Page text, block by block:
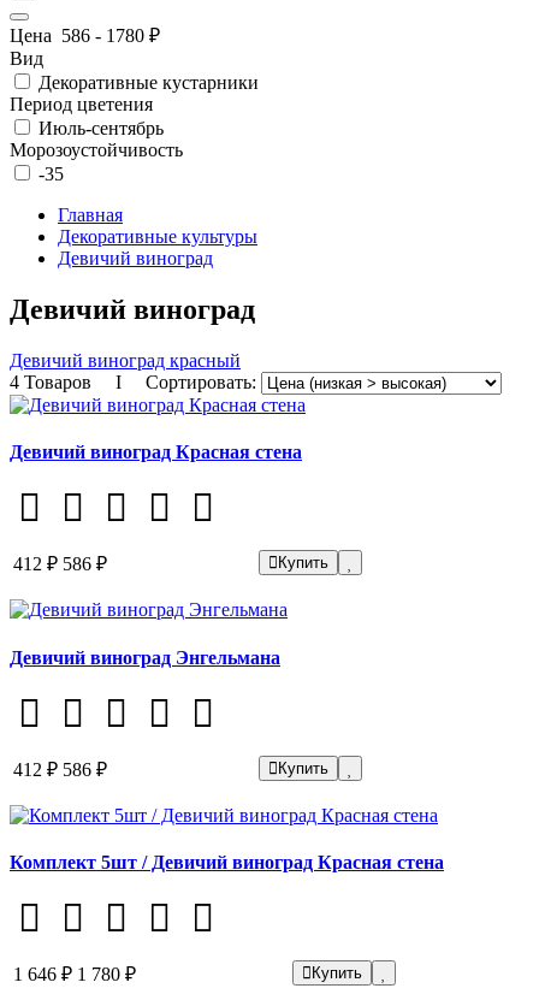
Цена 586 - 1780 ₽
Вид
Декоративные кустарники
Период цветения
Июль-сентябрь
Морозоустойчивость
-35
Главная
Декоративные культуры
Девичий виноград
Девичий виноград
Девичий виноград красный
4 Товаров I Сортировать:
Девичий виноград Красная стена
412 ₽ 586 ₽ Купить
Девичий виноград Энгельмана
412 ₽ 586 ₽ Купить
Комплект 5шт / Девичий виноград Красная стена
1 646 ₽ 1 780 ₽ Купить